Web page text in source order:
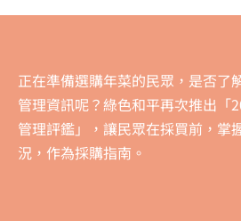
正在準備選購年菜的民眾，是否了
管理資訊呢？綠色和平再次推出「
管理評鑑」，讓民眾在採買前，掌
況，作為採購指南。